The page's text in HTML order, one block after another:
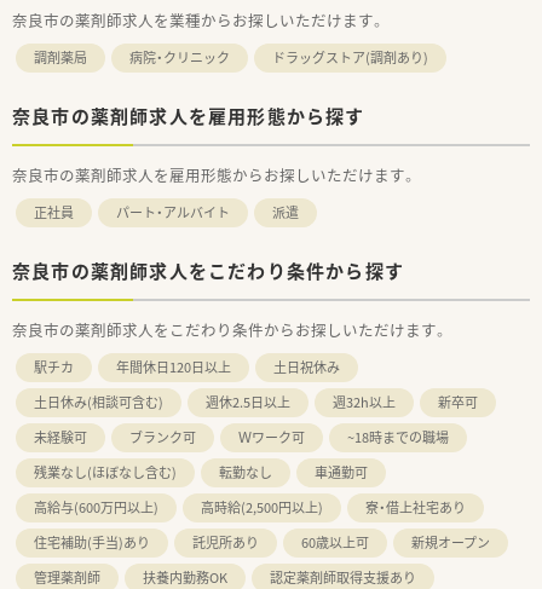
奈良市の薬剤師求人を業種からお探しいただけます。
調剤薬局 病院・クリニック ドラッグストア(調剤あり)
奈良市の薬剤師求人を雇用形態から探す
奈良市の薬剤師求人を雇用形態からお探しいただけます。
正社員 パート・アルバイト 派遣
奈良市の薬剤師求人をこだわり条件から探す
奈良市の薬剤師求人をこだわり条件からお探しいただけます。
駅チカ 年間休日120日以上
土日祝休み
土日休み(相談可含む)
週休2.5日以上 週32h以上
新卒可
未経験可
ブランク可 Ｗワーク可
~18時までの職場
残業なし(ほぼなし含む)
転勤なし
車通勤可
高給与(600万円以上)
高時給(2,500円以上)
寮・借上社宅あり
住宅補助(手当)あり
託児所あり 60歳以上可
新規オープン
管理薬剤師
扶養内勤務OK
認定薬剤師取得支援あり